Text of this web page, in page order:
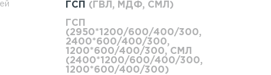
ГСП (ГВЛ, МДФ, СМЛ)
ГСП
(2950*1200/600/400/300,
2400*600/400/300,
1200*600/400/300, СМЛ
(2400*1200/600/400/300,
1200*600/400/300)